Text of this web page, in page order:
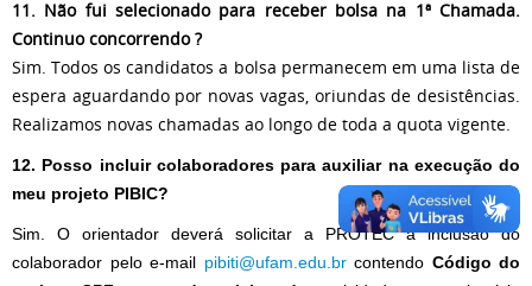
11. Não fui selecionado para receber bolsa na 1ª Chamada.
Continuo concorrendo ?
Sim. Todos os candidatos a bolsa permanecem em uma lista de
espera aguardando por novas vagas, oriundas de desistências.
Realizamos novas chamadas ao longo de toda a quota vigente.
12. Posso incluir colaboradores para auxiliar na execução do
meu projeto PIBIC?
Sim. O orientador deverá solicitar a PROTEC a inclusão do
colaborador pelo e-mail pibiti@ufam.edu.brcontendo Código do